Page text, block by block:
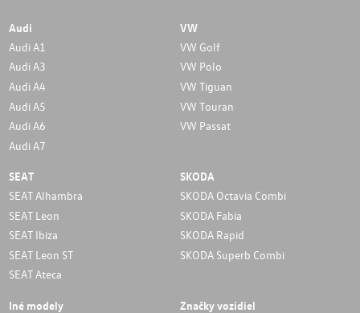
Audi
Audi A1
Audi A3
Audi A4
Audi A5
Audi A6
Audi A7
VW
VW Golf
VW Polo
VW Tiguan
VW Touran
VW Passat
SEAT
SEAT Alhambra
SEAT Leon
SEAT Ibiza
SEAT Leon ST
SEAT Ateca
SKODA
SKODA Octavia Combi
SKODA Fabia
SKODA Rapid
SKODA Superb Combi
Iné modely Značky vozidiel